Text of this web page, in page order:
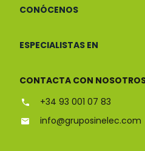
CONÓCENOS
ESPECIALISTAS EN
CONTACTA CON
+34 93 001 07 83
info@gruposinelec.com